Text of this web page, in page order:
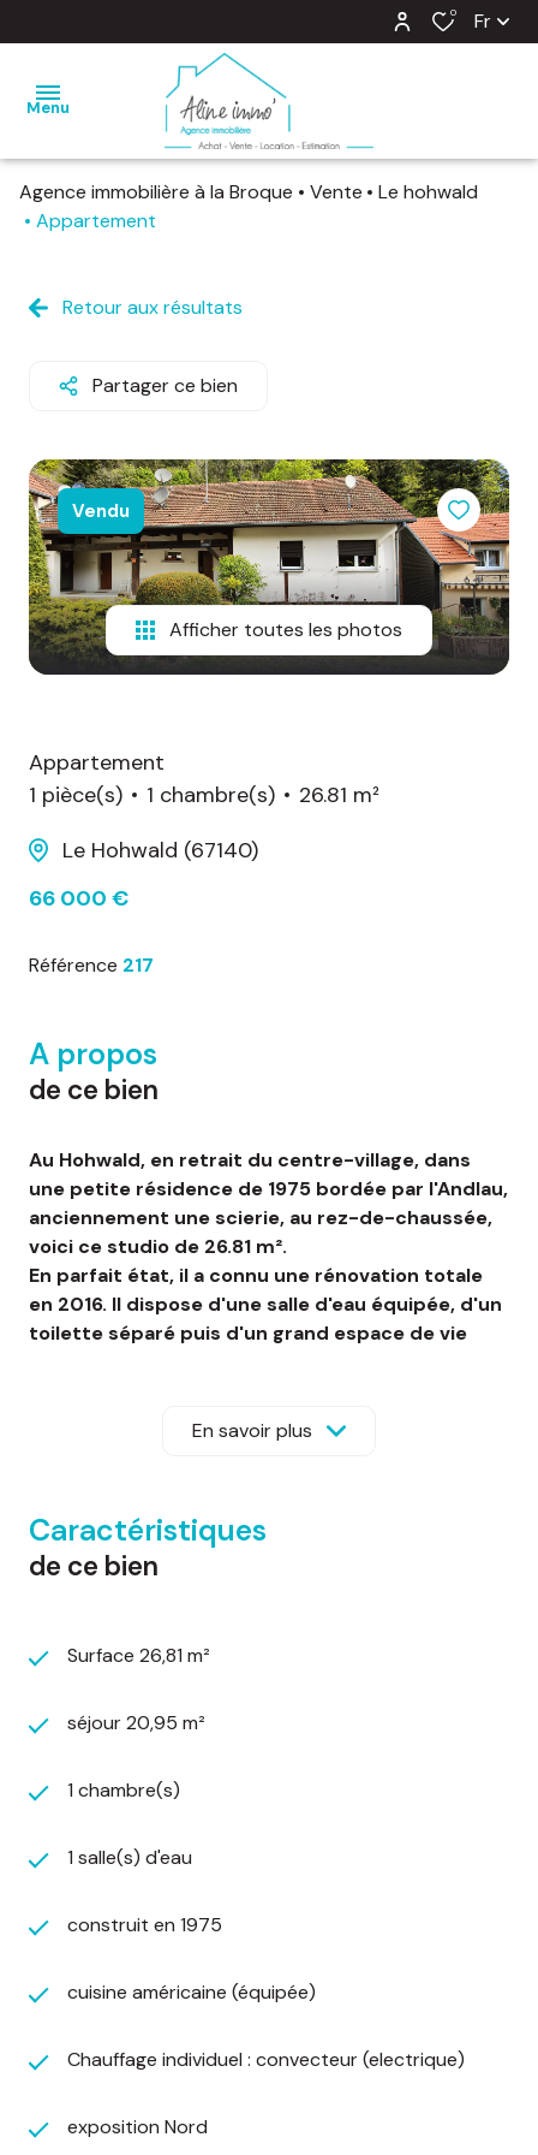
0 Fr
Menu
nos
nos
estimation
agence
barème
d'honoraires
nous
contacter
Agence immobilière à la Broque Vente
Le hohwald
Appartement
Retour aux résultats
Partager ce bien
Vendu
Afficher toutes les photos
Appartement
1 pièce(s)
1 chambre(s)
26.81 m²
Le Hohwald (67140)
66 000 €
Référence 217
A propos
de ce bien
Au Hohwald, en retrait du centre-village, dans
une petite résidence de 1975 bordée par l'Andlau,
anciennement une scierie, au rez-de-chaussée,
voici ce studio de 26.81 m².
En parfait état, il a connu une rénovation totale
en 2016. Il dispose d'une salle d'eau équipée, d'un
toilette séparé puis d'un grand espace de vie
balcon, donnant sur l'arrière de la copropriété et
Ce logement peut être vendu meublé.
Cette copropriété est calme et dispose d'un
barbecue à disposition vous permettra de
montagne et du vignoble, Le Hohwald sera parfait
Cet endroit vous séduira également pour son
amateurs de randonnées, de vélo, de ski ou de
Sainte-Odile, ce studio est l'emplacement rêvé
Votre contact : Aline Leboube au 06.70.70.68.67
Montant moyen estimé des dépenses annuelles
€ et 710 €.
En savoir plus
Caractéristiques
de ce bien
Surface 26,81 m²
séjour 20,95 m²
1 chambre(s)
1 salle(s) d'eau
construit en 1975
cuisine américaine (équipée)
Chauffage individuel : convecteur (electrique)
exposition Nord